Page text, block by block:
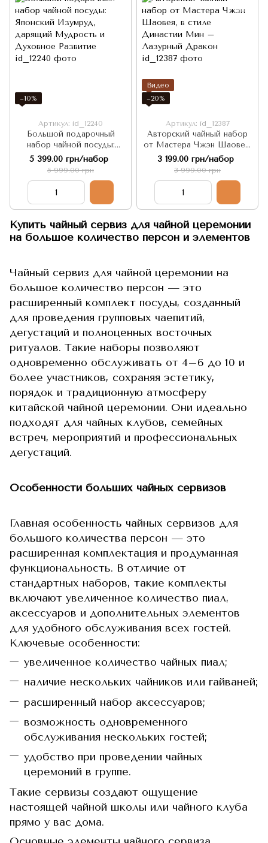
−10%
Артикул: id_12240
Большой подарочный
набор чайной посуды:
Японский Изумруд,
дарящий Мудрость и
Духовное Развитие
5 399.00 грн/набор
5 999.00 грн
Видео
−20%
Артикул: id_12387
Авторский чайный набор
от Мастера Чжэн Шаовея,
в стиле Династии Мин –
Лазурный Дракон
3 199.00 грн/набор
3 999.00 грн
Купить чайный сервиз для чайной церемонии
на большое количество персон и элементов
Чайный сервиз для чайной церемонии на
большое количество персон — это
расширенный комплект посуды, созданный
для проведения групповых чаепитий,
дегустаций и полноценных восточных
ритуалов. Такие наборы позволяют
одновременно обслуживать от 4–6 до 10 и
более участников, сохраняя эстетику,
порядок и традиционную атмосферу
китайской чайной церемонии. Они идеально
подходят для чайных клубов, семейных
встреч, мероприятий и профессиональных
дегустаций.
Особенности больших чайных сервизов
Главная особенность чайных сервизов для
большого количества персон — это
расширенная комплектация и продуманная
функциональность. В отличие от
стандартных наборов, такие комплекты
включают увеличенное количество пиал,
аксессуаров и дополнительных элементов
для удобного обслуживания всех гостей.
Ключевые особенности:
увеличенное количество чайных пиал;
наличие нескольких чайников или гайваней;
расширенный набор аксессуаров;
возможность одновременного
обслуживания нескольких гостей;
удобство при проведении чайных
церемоний в группе.
Такие сервизы создают ощущение
настоящей чайной школы или чайного клуба
прямо у вас дома.